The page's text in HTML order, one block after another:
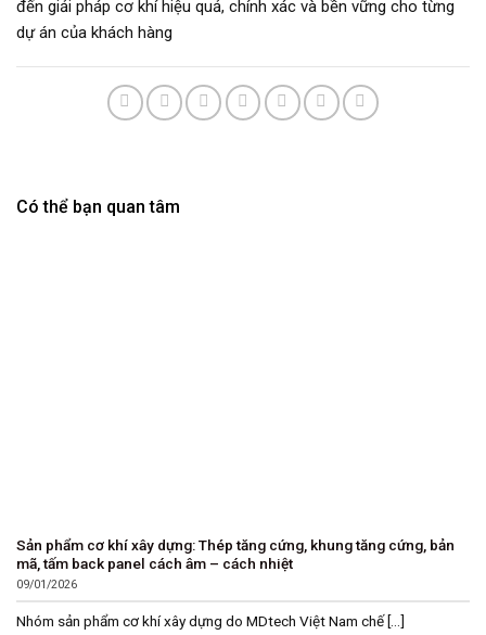
đến giải pháp cơ khí hiệu quả, chính xác và bền vững cho từng
dự án của khách hàng
Có thể bạn quan tâm
Sản phẩm cơ khí xây dựng: Thép tăng cứng, khung tăng cứng, bản
mã, tấm back panel cách âm – cách nhiệt
09/01/2026
Nhóm sản phẩm cơ khí xây dựng do MDtech Việt Nam chế [...]